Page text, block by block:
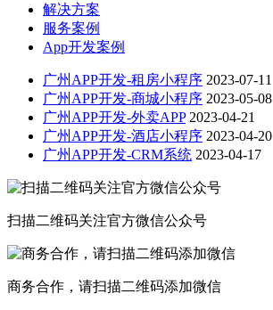
解决方案
服务案例
App开发案例
广州APP开发-租房小程序 2023-07-11
广州APP开发-商城小程序 2023-05-08
广州APP开发-外卖APP 2023-04-21
广州APP开发-酒店小程序 2023-04-20
广州APP开发-CRM系统 2023-04-17
扫描二维码关注官方微信公众号
商务合作，请扫描二维码添加微信